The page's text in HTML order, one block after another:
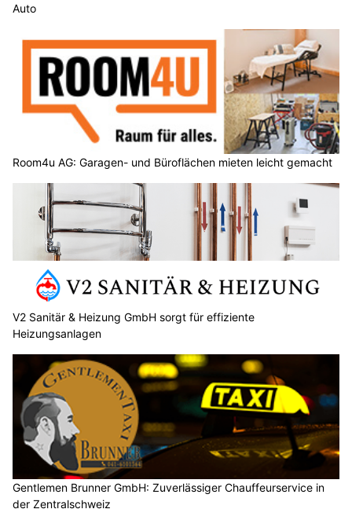
Auto
Room4u AG: Garagen- und Büroflächen mieten leicht gemacht
V2 Sanitär & Heizung GmbH sorgt für effiziente
Heizungsanlagen
Gentlemen Brunner GmbH: Zuverlässiger Chauffeurservice in
der Zentralschweiz